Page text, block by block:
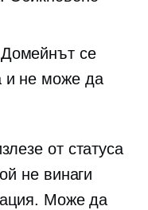
се
и не може да
от статуса
не винаги
Може да